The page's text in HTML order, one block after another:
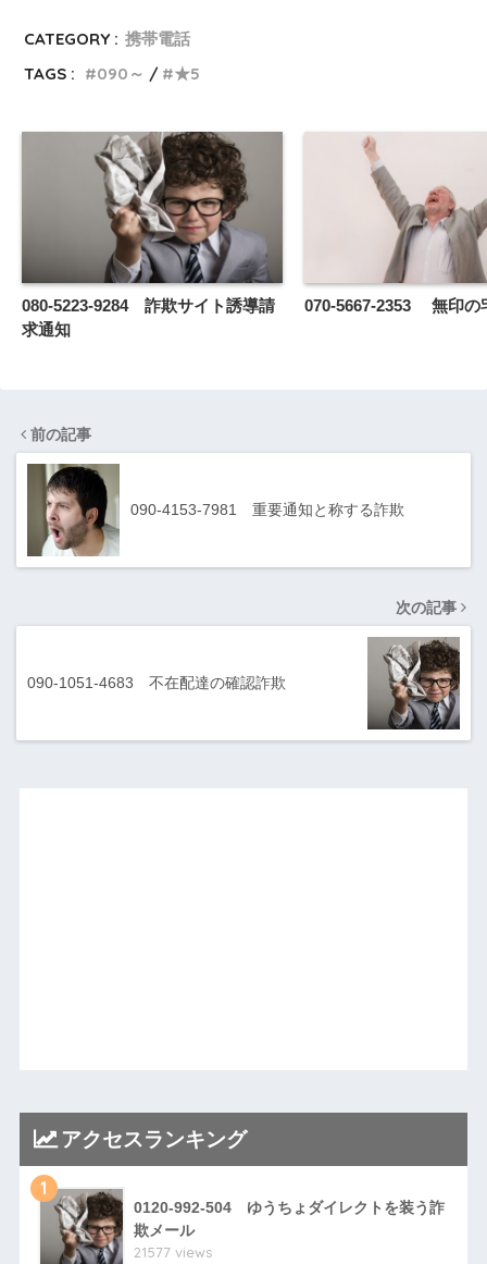
CATEGORY : 携帯電話
TAGS :
090～ ★5
080-5223-9284 詐欺サイト誘導請
求通知
070-5667-2353 無印の
前の記事
090-4153-7981 重要通知と称する詐欺
次の記事
090-1051-4683 不在配達の確認詐欺
アクセスランキング
1
0120-992-504 ゆうちょダイレクトを装う詐
欺メール
21577 views